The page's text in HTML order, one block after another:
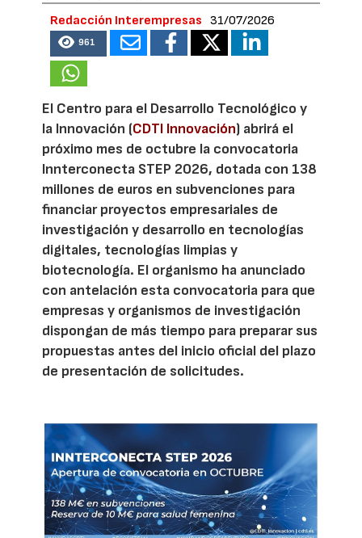
Redacción Interempresas 31/07/2026
961
El Centro para el Desarrollo Tecnológico y
la Innovación (CDTI Innovación) abrirá el
próximo mes de octubre la convocatoria
Innterconecta STEP 2026, dotada con 138
millones de euros en subvenciones para
financiar proyectos empresariales de
investigación y desarrollo en tecnologías
digitales, tecnologías limpias y
biotecnología. El organismo ha anunciado
con antelación esta convocatoria para que
empresas y organismos de investigación
dispongan de más tiempo para preparar sus
propuestas antes del inicio oficial del plazo
de presentación de solicitudes.